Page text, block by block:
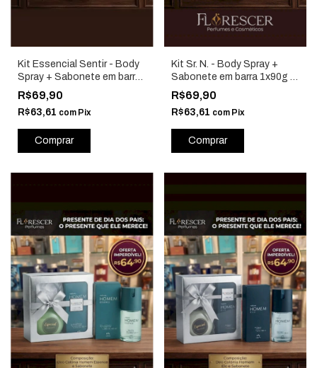
Kit Essencial Sentir - Body
Spray + Sabonete em barra
1x90g - Natura - P26
R$69,90
R$63,61 com Pix
Kit Sr. N. - Body Spray +
Sabonete em barra 1x90g -
Natura - P26
R$69,90
R$63,61 com Pix